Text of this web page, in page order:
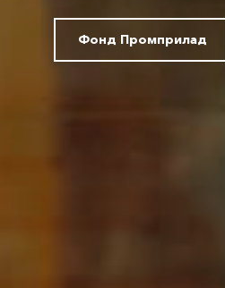
Фонд Промприлад